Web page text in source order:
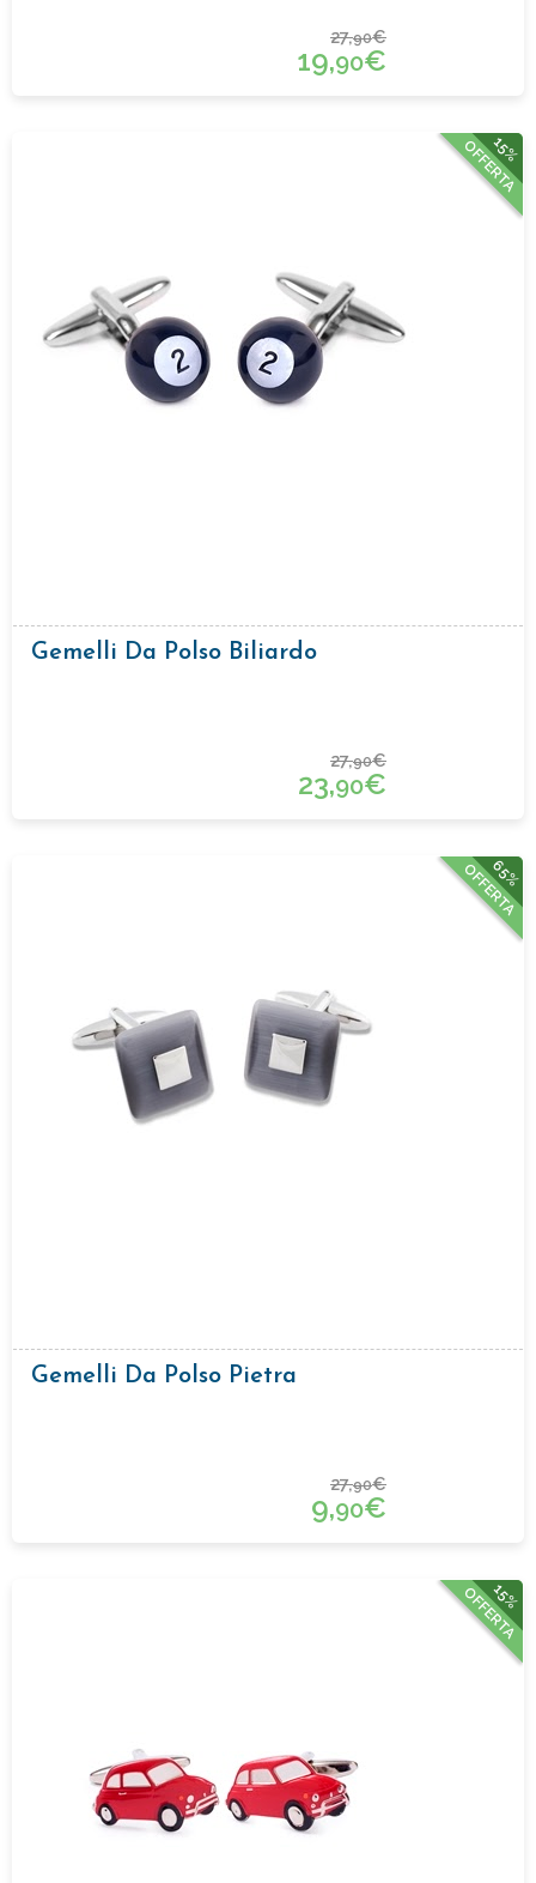
27,90€
19,90€
15%
OFFERTA
Gemelli Da Polso Biliardo
27,90€
23,90€
65%
OFFERTA
Gemelli Da Polso Pietra
27,90€
9,90€
15%
OFFERTA